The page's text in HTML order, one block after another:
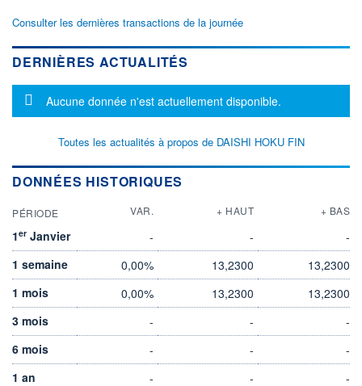
Consulter les dernières transactions de la journée
DERNIÈRES ACTUALITÉS
Message d'information
Aucune donnée n'est actuellement disponible.
Toutes les actualités à propos de DAISHI HOKU FIN
DONNÉES HISTORIQUES
PÉRIODE VAR. + HAUT + BAS
1er Janvier - -
-
1 semaine
0,00% 13,2300
13,2300
1 mois
0,00% 13,2300
13,2300
3 mois
- -
-
6 mois
- -
-
1 an
- -
-